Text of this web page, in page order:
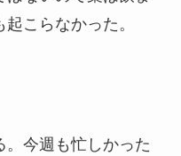
こらなかった。
。今週も忙しかった